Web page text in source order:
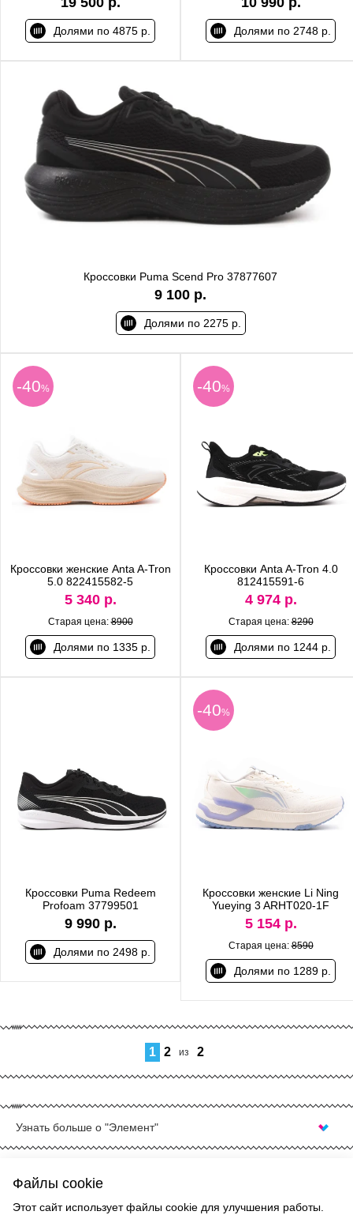
Долями по 4875 р. Долями по 2748 р.
Кроссовки Puma Scend Pro 37877607
9 100 р.
Долями по 2275 р.
-40%
Кроссовки женские Anta A-Tron
5.0 822415582-5
5 340 р.
Старая цена:8900
Долями по 1335 р.
-40%
Кроссовки Anta A-Tron 4.0
812415591-6
4 974 р.
Старая цена:8290
Долями по 1244 р.
Кроссовки Puma Redeem
Profoam 37799501
9 990 р.
Долями по 2498 р.
-40%
Кроссовки женские Li Ning
Yueying 3 ARHT020-1F
5 154 р.
Старая цена:8590
Долями по 1289 р.
1 2 из 2
Узнать больше о "Элемент"
ПЕТЕРБУРГЕ
Кроссовки для бега в настоящее время востребованны, как
ВВЕРХ
Файлы cookie
Этот сайт использует файлы cookie для улучшения работы.